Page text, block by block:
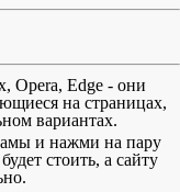
Opera, Edge - они
на страницах,
вариантах.
и нажми на пару
стоить, а сайту